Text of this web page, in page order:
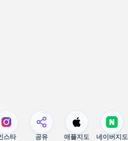
스타 공유 애플지도 네이버지도